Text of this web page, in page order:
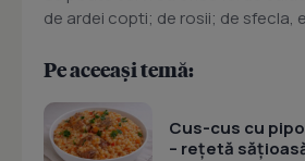
de ardei copti; de rosii; de sfecla,
Pe aceeași temă:
Cus-cus cu
– rețetă